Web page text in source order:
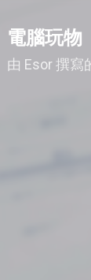
電腦玩物
由 Esor 撰寫